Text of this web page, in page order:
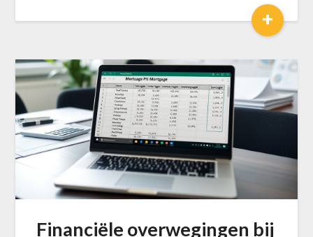
+
Financiële overwegingen bij